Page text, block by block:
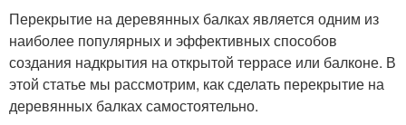
Перекрытие на деревянных балках является одним из
наиболее популярных и эффективных способов
создания надкрытия на открытой террасе или балконе. В
этой статье мы рассмотрим, как сделать перекрытие на
деревянных балках самостоятельно.